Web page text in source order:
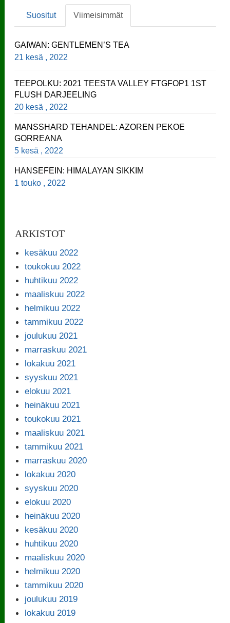
Suositut Viimeisimmät
GAIWAN: GENTLEMEN’S TEA
21 kesä , 2022
TEEPOLKU: 2021 TEESTA VALLEY FTGFOP1 1ST
FLUSH DARJEELING
20 kesä , 2022
MANSSHARD TEHANDEL: AZOREN PEKOE
GORREANA
5 kesä , 2022
HANSEFEIN: HIMALAYAN SIKKIM
1 touko , 2022
ARKISTOT
kesäkuu 2022
toukokuu 2022
huhtikuu 2022
maaliskuu 2022
helmikuu 2022
tammikuu 2022
joulukuu 2021
marraskuu 2021
lokakuu 2021
syyskuu 2021
elokuu 2021
heinäkuu 2021
toukokuu 2021
maaliskuu 2021
tammikuu 2021
marraskuu 2020
lokakuu 2020
syyskuu 2020
elokuu 2020
heinäkuu 2020
kesäkuu 2020
huhtikuu 2020
maaliskuu 2020
helmikuu 2020
tammikuu 2020
joulukuu 2019
lokakuu 2019